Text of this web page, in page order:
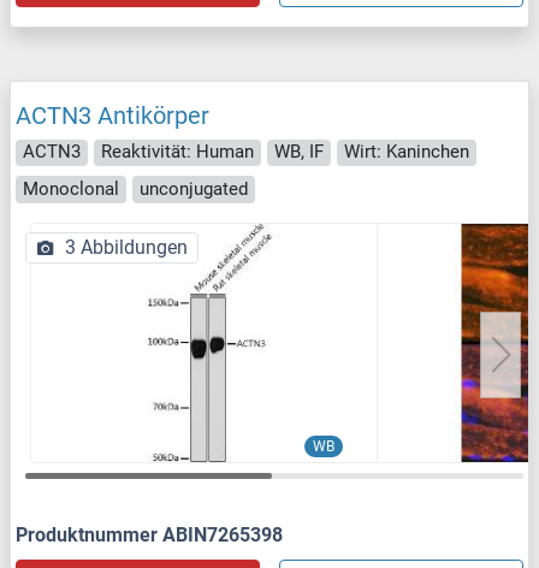
ACTN3 Antikörper
ACTN3 Reaktivität: Human WB, IF
Wirt: Kaninchen
Monoclonal
unconjugated
WB
3 Abbildungen
Produktnummer ABIN7265398